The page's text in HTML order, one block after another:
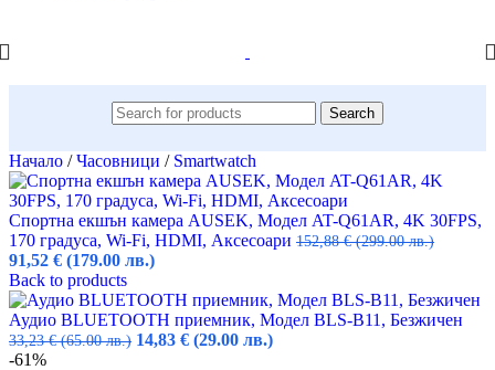
Search
Начало / Часовници / Smartwatch
Спортна екшън камера AUSEK, Модел AT-Q61AR, 4K 30FPS,
170 градуса, Wi-Fi, HDMI, Аксесоари 152,88€ (299.00 лв.)
Original
price
was:
152,88 €
(299.00
лв.).
91,52 € (179.00 лв.)Текущата
е:
91,52 €
(179.00
Back to products
Аудио BLUETOOTH приемник, Модел BLS-B11, Безжичен
33,23€ (65.00 лв.) Original
14,83 € (29.00 лв.)Текущата
-61%